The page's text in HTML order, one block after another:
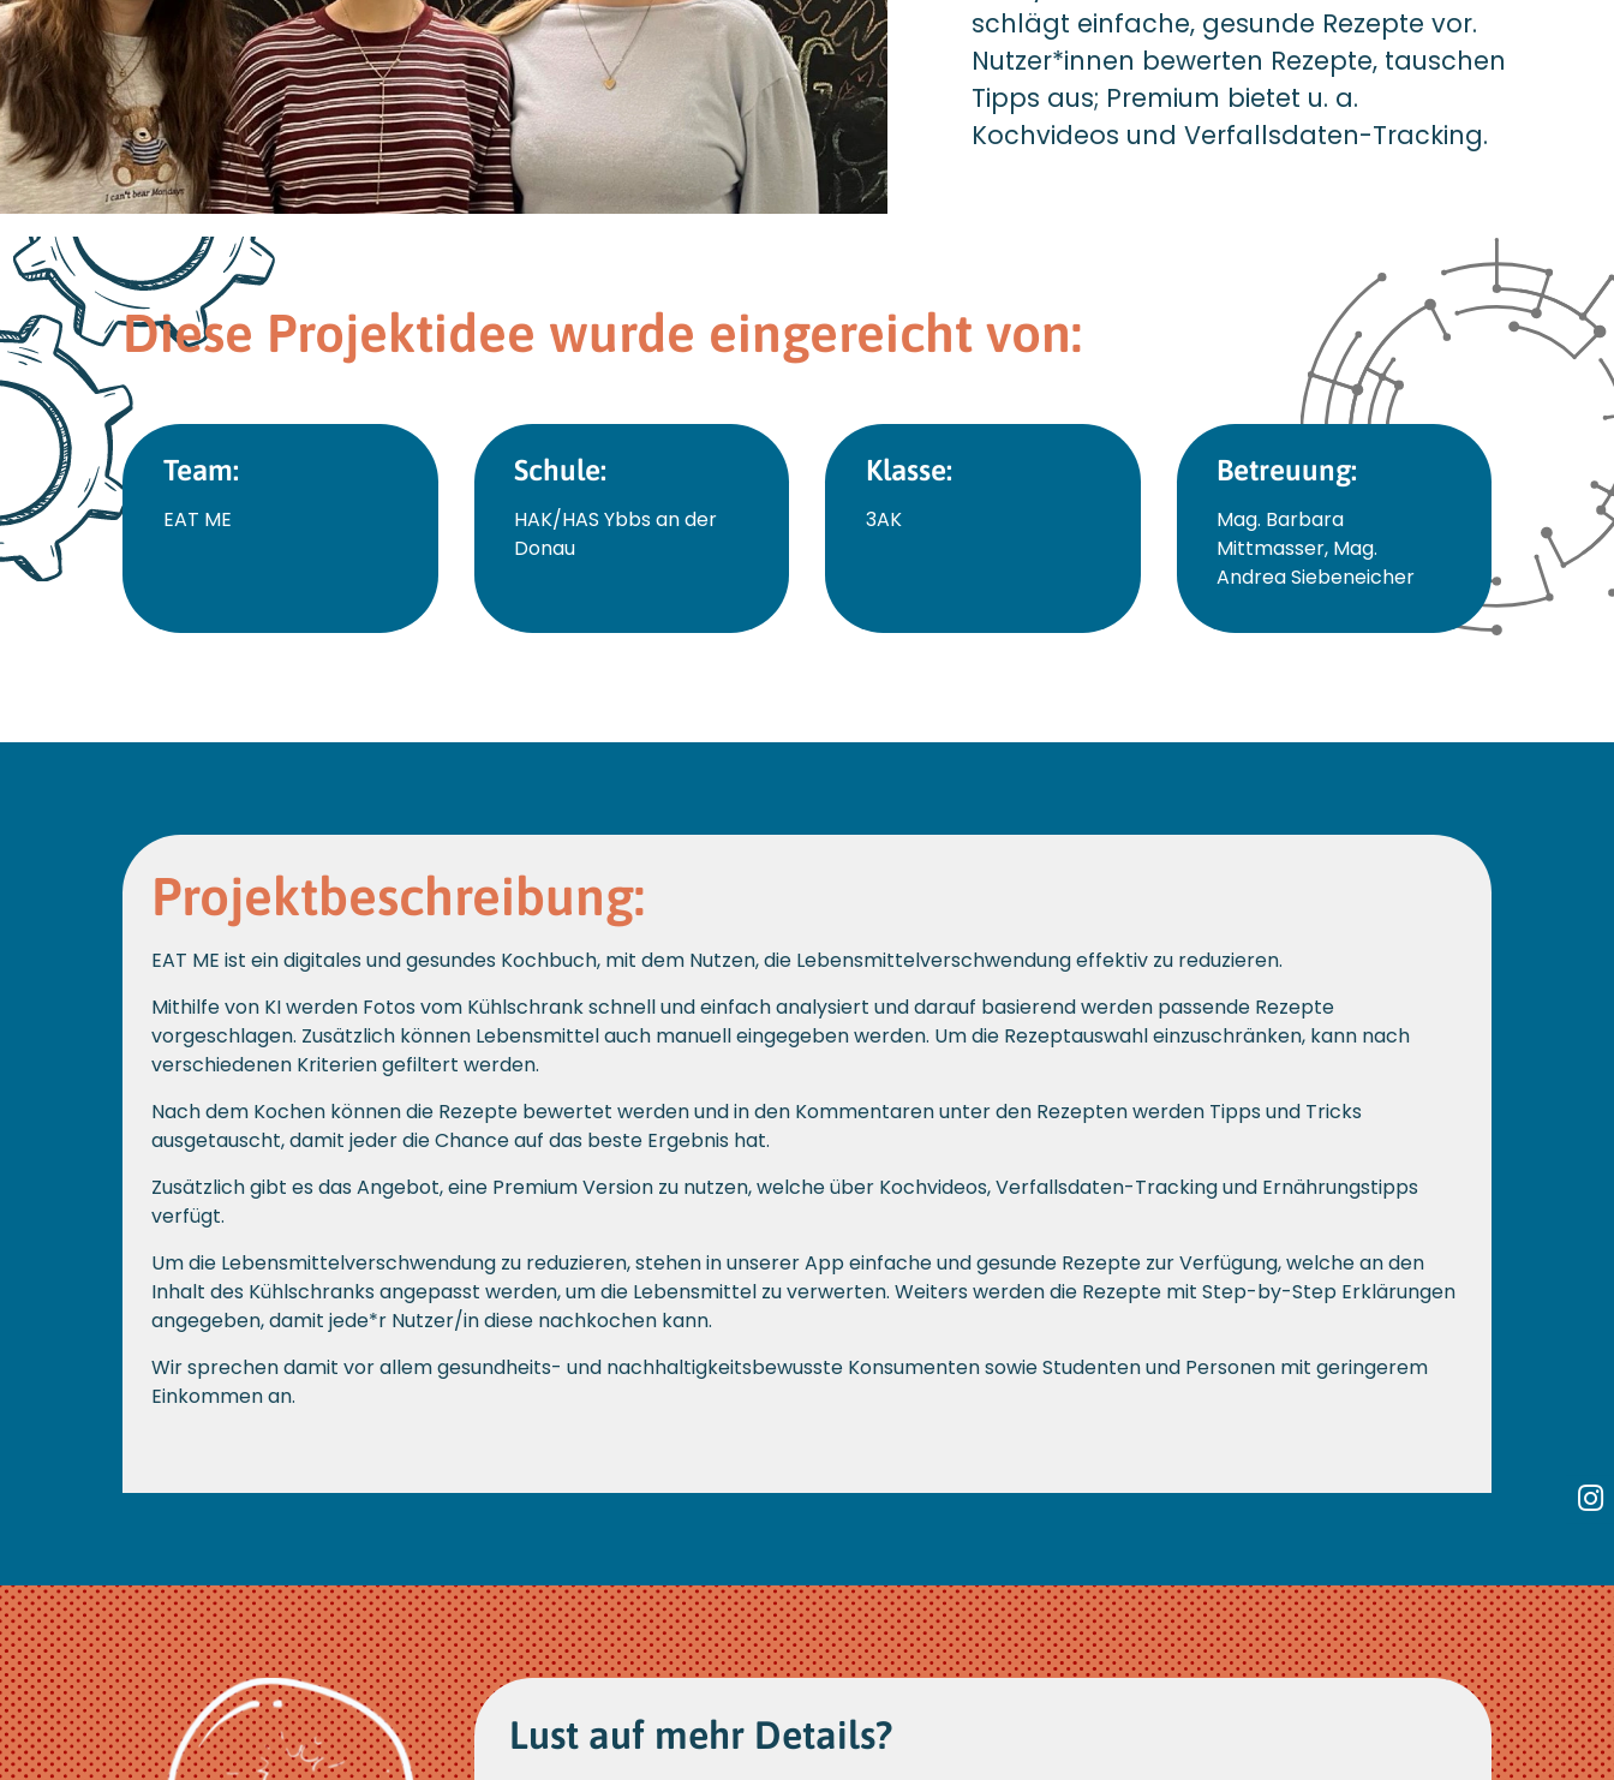
schlägt einfache, gesunde Rezepte vor.
Nutzer*innen bewerten Rezepte, tauschen
Tipps aus; Premium bietet u. a.
Kochvideos und Verfallsdaten-Tracking.
Diese Projektidee wurde eingereicht von:
Team:
EAT ME
Schule:
HAK/HAS Ybbs an der
Donau
Klasse:
3AK
Betreuung:
Mag. Barbara
Mittmasser, Mag.
Andrea Siebeneicher
Projektbeschreibung:
EAT ME ist ein digitales und gesundes Kochbuch, mit dem Nutzen, die Lebensmittelverschwendung effektiv zu reduzieren.
Mithilfe von KI werden Fotos vom Kühlschrank schnell und einfach analysiert und darauf basierend werden passende Rezepte
vorgeschlagen. Zusätzlich können Lebensmittel auch manuell eingegeben werden. Um die Rezeptauswahl einzuschränken, kann nach
verschiedenen Kriterien gefiltert werden.
Nach dem Kochen können die Rezepte bewertet werden und in den Kommentaren unter den Rezepten werden Tipps und Tricks
ausgetauscht, damit jeder die Chance auf das beste Ergebnis hat.
Zusätzlich gibt es das Angebot, eine Premium Version zu nutzen, welche über Kochvideos, Verfallsdaten-Tracking und Ernährungstipps
verfügt.
Um die Lebensmittelverschwendung zu reduzieren, stehen in unserer App einfache und gesunde Rezepte zur Verfügung, welche an den
Inhalt des Kühlschranks angepasst werden, um die Lebensmittel zu verwerten. Weiters werden die Rezepte mit Step-by-Step Erklärungen
angegeben, damit jede*r Nutzer/in diese nachkochen kann.
Wir sprechen damit vor allem gesundheits- und nachhaltigkeitsbewusste Konsumenten sowie Studenten und Personen mit geringerem
Einkommen an.
Lust auf mehr Details?